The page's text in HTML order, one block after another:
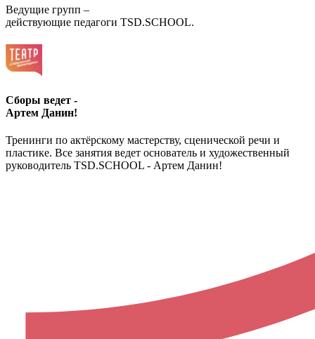
Ведущие групп –
действующие педагоги TSD.SCHOOL.
Сборы ведет -
Артем Данин!
Тренинги по актёрскому мастерству, сценической речи и
пластике. Все занятия ведет основатель и художественный
руководитель TSD.SCHOOL - Артем Данин!